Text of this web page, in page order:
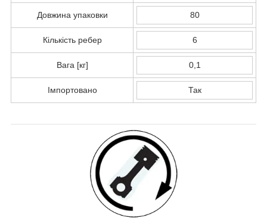
Довжина упаковки 80
Кількість ребер 6
Вага [кг] 0,1
Імпортовано Так